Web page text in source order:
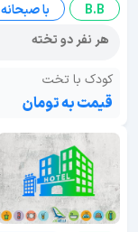
B.B
با صبحانه
هر نفر دو تخته
کودک با تخت
قیمت به تومان